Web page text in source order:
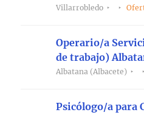
Villarrobledo
Operario/a
de trabajo)
Albatana (Albacete)
Psicólogo/a para